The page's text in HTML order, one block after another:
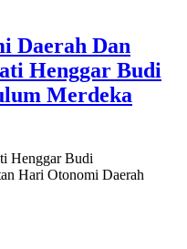
Daerah Dan
Henggar Budi
Merdeka
Henggar Budi
Hari Otonomi Daerah